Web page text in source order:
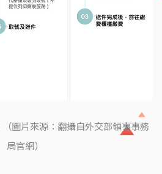
圖片來源：翻攝自外交部領事事務
局官網）